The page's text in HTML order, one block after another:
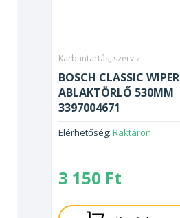
Karbantartás, szerviz
BOSCH CLASSIC WIPER
ABLAKTÖRLŐ 530MM
3397004671
Elérhetőség: Raktáron
3 150 Ft